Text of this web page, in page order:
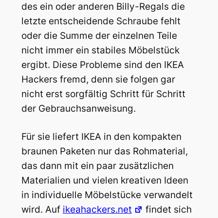
des ein oder anderen Billy-Regals die
letzte entscheidende Schraube fehlt
oder die Summe der einzelnen Teile
nicht immer ein stabiles Möbelstück
ergibt. Diese Probleme sind den IKEA
Hackers fremd, denn sie folgen gar
nicht erst sorgfältig Schritt für Schritt
der Gebrauchsanweisung.
Für sie liefert IKEA in den kompakten
braunen Paketen nur das Rohmaterial,
das dann mit ein paar zusätzlichen
Materialien und vielen kreativen Ideen
in individuelle Möbelstücke verwandelt
wird. Auf ikeahackers.net
findet sich